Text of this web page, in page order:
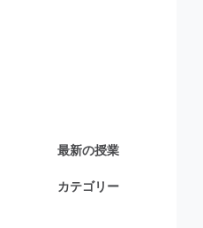
最新の授業
カテゴリー